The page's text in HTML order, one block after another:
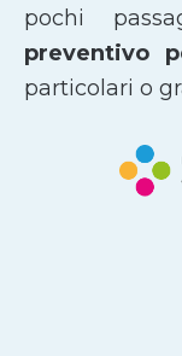
pochi
preventivo
particolari o